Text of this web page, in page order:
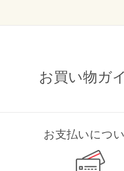
お買い物ガ
お支払いにつ